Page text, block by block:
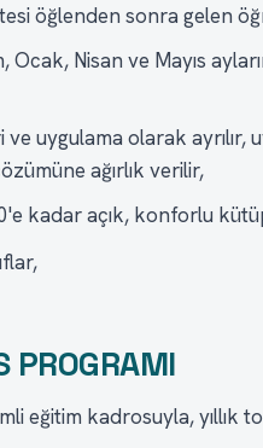
öğlenden sonra gelen
Ocak, Nisan ve Mayıs
uygulama olarak ayrılır,
ağırlık verilir,
kadar açık, konforlu
PROGRAMI
eğitim kadrosuyla,